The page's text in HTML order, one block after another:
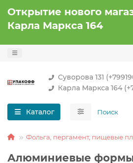
Открытие нового
Карла Маркса 164
Суворова 131
Карла Маркса 164
Каталог
Фольга, пергамент, пищевые
Алюминиевые формы